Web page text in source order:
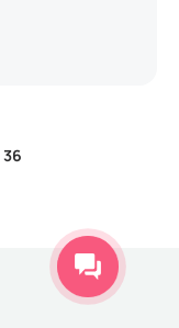
36